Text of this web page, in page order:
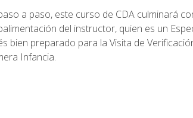
a paso, este curso de CDA culminará
del instructor, quien es un
bien preparado para la Visita de
Infancia.